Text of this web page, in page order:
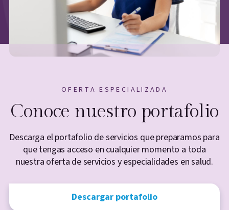
OFERTA ESPECIALIZADA
Conoce nuestro portafolio
Descarga el portafolio de servicios que preparamos para
que tengas acceso en cualquier momento a toda
nuestra oferta de servicios y especialidades en salud.
Descargar portafolio